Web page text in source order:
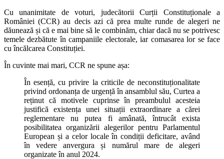
Cu unanimitate de voturi, judecătorii Curții Constituționale a
României (CCR) au decis azi că prea multe runde de alegeri ne
dăunează și că e mai bine să le combinăm, chiar dacă nu se potrivesc
temele dezbătute în campaniile electorale, iar comasarea lor se face
cu încălcarea Constituției.
În cuvinte mai mari, CCR ne spune așa:
În esență, cu privire la criticile de neconstituționalitate
privind ordonanța de urgență în ansamblul său, Curtea a
reținut că motivele cuprinse în preambulul acesteia
justifică existența unei situații extraordinare a cărei
reglementare nu putea fi amânată, întrucât exista
posibilitatea organizării alegerilor pentru Parlamentul
European și a celor locale în condiții deficitare, având
în vedere anvergura și numărul mare de alegeri
organizate în anul 2024.